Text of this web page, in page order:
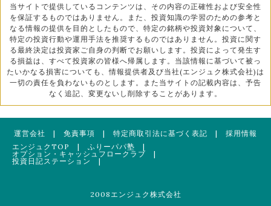
当サイトで提供しているコンテンツは、その内容の正確性および安全性
を保証するものではありません。また、投資知識の学習のための参考と
なる情報の提供を目的としたもので、特定の銘柄や投資対象について、
特定の投資行動や運用手法を推奨するものではありません。投資に関す
る最終決定は投資家ご自身の判断でお願いします。投資によって発生す
る損益は、すべて投資家の皆様へ帰属します。当該情報に基づいて被っ
たいかなる損害についても、情報提供者及び当社(エンジュク株式会社)は
一切の責任を負わないものとします。また当サイトの記載内容は、予告
なく追記、変更ないし削除することがあります。
運営会社 | 免責事項 | 特定商取引法に基づく表記 | 採用情報
エンジュクTOP
| ふりーパパ塾 |
オプション・キャッシュフロークラブ |
投資日記ステーション
|
2008エンジュク株式会社